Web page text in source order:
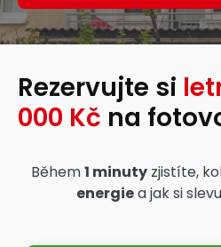
Rezervujte si
000 Kč na
Během1 minuty zjistíte,
energiea jak si